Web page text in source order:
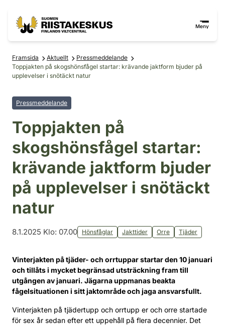
Meny
Framsida Aktuellt
Pressmeddelande
Toppjakten på skogshönsfågel startar: krävande jaktform bjuder på
upplevelser i snötäckt natur
Pressmeddelande
Toppjakten på
skogshönsfågel startar:
krävande jaktform bjuder
på upplevelser i snötäckt
natur
8.1.2025 Klo: 07.00 Hönsfåglar Jakttider Orre Tjäder
Vinterjakten på tjäder- och orrtuppar startar den 10 januari
och tillåts i mycket begränsad utsträckning fram till
utgången av januari. Jägarna uppmanas beakta
fågelsituationen i sitt jaktområde och jaga ansvarsfullt.
Vinterjakten på tjädertupp och orrtupp er och orre startade
för sex år sedan efter ett uppehåll på flera decennier. Det